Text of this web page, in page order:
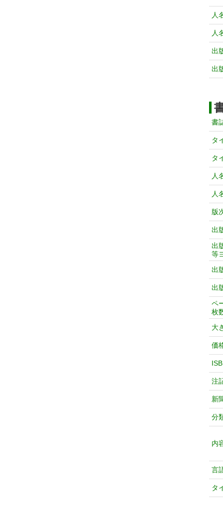
人
人
出
出
書
タ
タ
人
人
版
出
出
等
出
出
ペ
枚
大
価
注
新
分
内
言
タ